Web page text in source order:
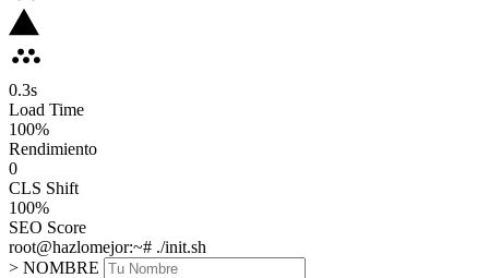
0.3s
Load Time
100%
Rendimiento
0
CLS Shift
100%
SEO Score
root@hazlomejor:~# ./init.sh
> NOMBRE